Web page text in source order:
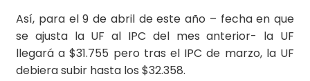
Así, para el 9 de abril de este año – fecha en que
se ajusta la UF al IPC del mes anterior- la UF
llegará a $31.755 pero tras el IPC de marzo, la UF
debiera subir hasta los $32.358.